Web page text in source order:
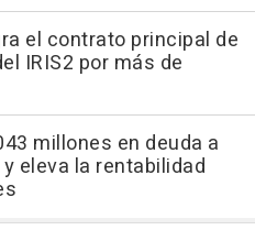
el contrato principal de
IRIS2 por más de
millones en deuda a
eleva la rentabilidad